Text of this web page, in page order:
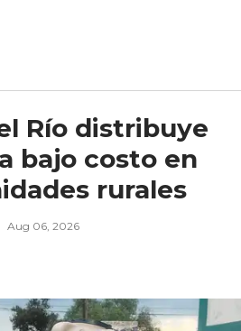
Río distribuye
bajo costo en
rurales
Aug 06, 2026